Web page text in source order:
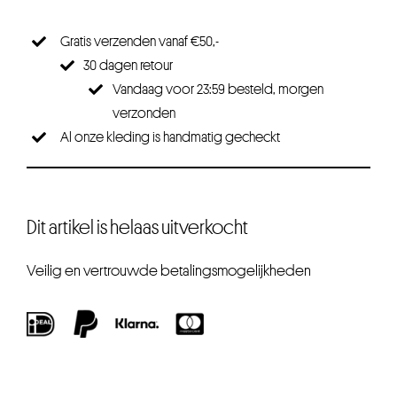
Gratis verzenden vanaf €50,-
30 dagen retour
Vandaag voor 23:59 besteld, morgen
verzonden
Al onze kleding is handmatig gecheckt
Dit artikel is helaas uitverkocht
Veilig en vertrouwde betalingsmogelijkheden